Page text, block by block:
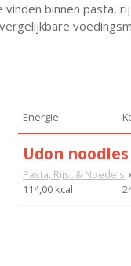
vinden binnen pasta,
Energie
Udon
Pasta, Rijst & Noedels
114,00 kcal